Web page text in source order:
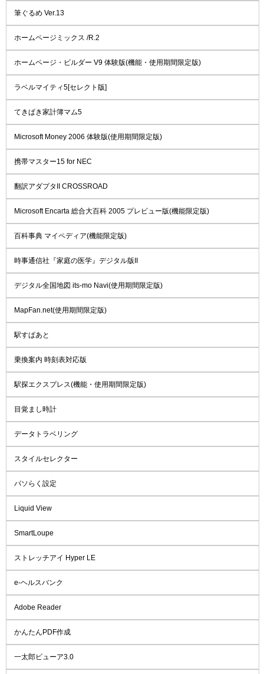
筆ぐるめ Ver.13
ホームページミックス /R.2
ホームページ・ビルダー V9 体験版(機能・使用期間限定版)
ラベルマイティ5[セレクト版]
てきぱき家計簿マム5
Microsoft Money 2006 体験版(使用期間限定版)
携帯マスター15 for NEC
翻訳アダプタII CROSSROAD
Microsoft Encarta 総合大百科 2005 プレビュー版(機能限定版)
百科事典 マイペディア(機能限定版)
時事通信社『家庭の医学』デジタル版II
デジタル全国地図 its-mo Navi(使用期間限定版)
MapFan.net(使用期間限定版)
駅すぱあと
乗換案内 時刻表対応版
駅探エクスプレス(機能・使用期間限定版)
目覚まし時計
データトラベリング
スタイルセレクター
パソらく設定
Liquid View
SmartLoupe
ストレッチアイ Hyper LE
e-ヘルスバンク
Adobe Reader
かんたんPDF作成
一太郎ビューア3.0